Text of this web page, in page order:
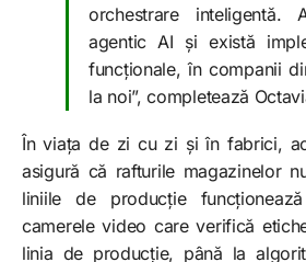
orchestrare inteligentă.
agentic AI și există
funcționale, în companii
la noi”, completează
În viața de zi cu zi și în fabrici,
asigură că rafturile magazinelor
liniile de producție
camerele video care verifică
linia de producție, până la